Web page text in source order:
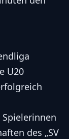
U20
des „SV